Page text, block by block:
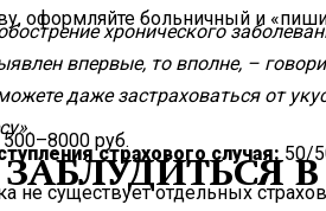
оформляйте больничный и
хронического
впервые, то вполне, –
даже застраховаться от
500–8000 руб.
страхового случая: 50/
В
не существует отдельных